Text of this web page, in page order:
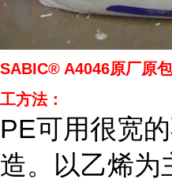
SABIC® A4046原厂原
工方法：
PE可用很宽
造。以乙烯为